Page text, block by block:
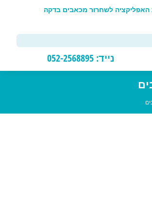
לשחרור מכאבים בדקה
נייד: 052-2568895